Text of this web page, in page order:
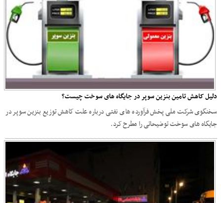
دلیل کاهش تامین بنزین سوپر در جایگاه های سوخت چیست؟
سخنگوی شرکت ملی پخش فرآورده های نفتی درباره علت کاهش توزیع بنزین سوپر در
جایگاه های سوخت توضیحاتی را مطرح کرد.